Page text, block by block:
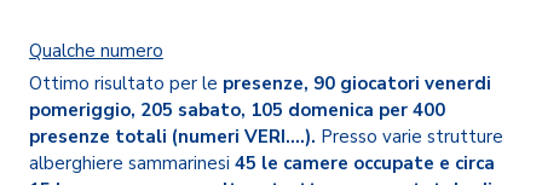
Qualche numero
Ottimo risultato per le presenze, 90 giocatori venerdi
pomeriggio, 205 sabato, 105 domenica per 400
presenze totali (numeri VERI….). Presso varie strutture
alberghiere sammarinesi 45 le camere occupate e circa